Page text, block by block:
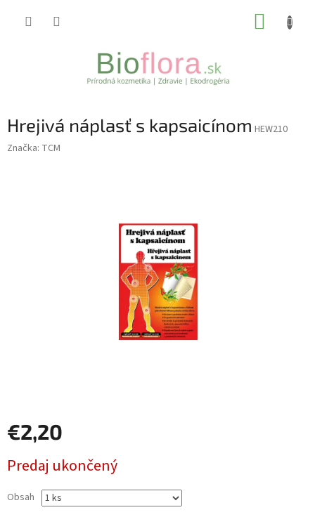
Hrejivá náplasť s kapsaicínom HEW210
Značka: TCM
€2,20
cena:
Predaj ukončený
Obsah